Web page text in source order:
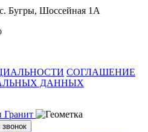
Бугры, Шоссейная 1А
СОГЛАШЕНИЕ
ДАННЫХ